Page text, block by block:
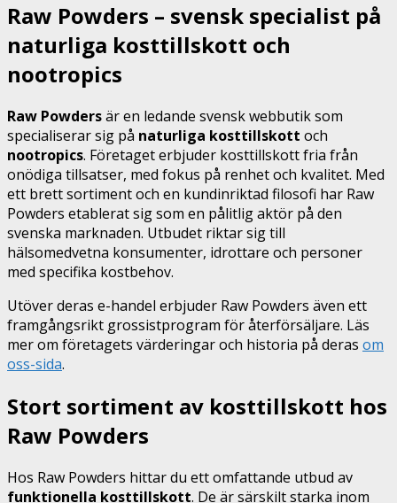
Raw Powders – svensk specialist på
naturliga kosttillskott och
nootropics
Raw Powdersär en ledande svensk webbutik som
specialiserar sig på naturliga kosttillskott och
nootropics. Företaget erbjuder kosttillskott fria från
onödiga tillsatser, med fokus på renhet och kvalitet. Med
ett brett sortiment och en kundinriktad filosofi har Raw
Powders etablerat sig som en pålitlig aktör på den
svenska marknaden. Utbudet riktar sig till
hälsomedvetna konsumenter, idrottare och personer
med specifika kostbehov.
Utöver deras e-handel erbjuder Raw Powders även ett
framgångsrikt grossistprogram för återförsäljare. Läs
mer om företagets värderingar och historia på deras om
oss-sida.
Stort sortiment av kosttillskott hos
Raw Powders
Hos Raw Powders hittar du ett omfattande utbud av
funktionella kosttillskott. De är särskilt starka inom